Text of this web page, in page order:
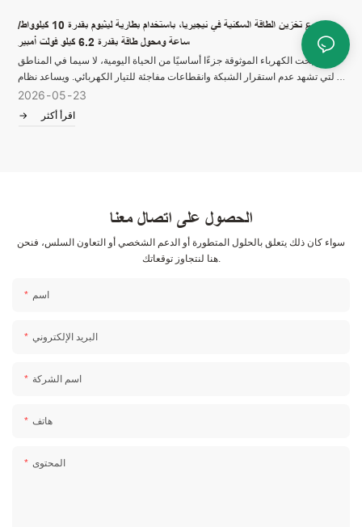
مشروع تخزين الطاقة السكنية في نيجيريا، باستخدام بطارية ليثيوم بقدرة 10 كيلوواط/
ساعة ومحول طاقة بقدرة 6.2 كيلو فولت أمبير
أصبحت الكهرباء الموثوقة جزءًا أساسيًا من الحياة اليومية، لا سيما في المناطق
التي تشهد عدم استقرار الشبكة وانقطاعات مفاجئة للتيار الكهربائي. ويساعد نظام
تخزين الطاقة الموثوق به الأسر على مواصلة أنشطتها المعتادة مع تقليل تأثير
2026 05 23
اقرأ أكثر
الحصول على اتصال معنا
سواء كان ذلك يتعلق بالحلول المتطورة أو الدعم الشخصي أو التعاون السلس، فنحن
هنا لنتجاوز توقعاتك.
اسم
البريد الإلكتروني
اسم الشركة
هاتف
المحتوى